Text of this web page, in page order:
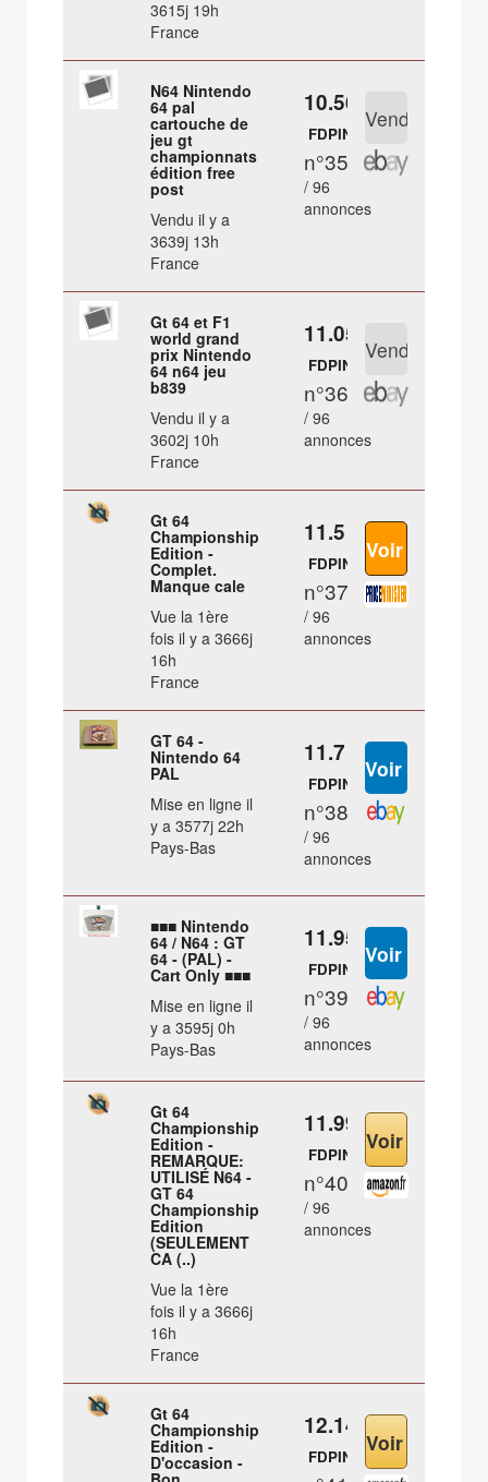
3615j 19h
France
N64 Nintendo
64 pal
cartouche de
jeu gt
championnats
édition free
post
Vendu il y a
3639j 13h
France
10.56 €
FDPIN
n°35
/ 96
annonces
Gt 64 et F1
world grand
prix Nintendo
64 n64 jeu
b839
Vendu il y a
3602j 10h
France
11.05 €
FDPIN
n°36
/ 96
annonces
Gt 64
Championship
Edition -
Complet.
Manque cale
Vue la 1ère
fois il y a 3666j
16h
France
11.5 €
FDPIN
n°37
/ 96
annonces
GT 64 -
Nintendo 64
PAL
Mise en ligne il
y a 3577j 22h
Pays-Bas
11.7 €
FDPIN
n°38
/ 96
annonces
■■■ Nintendo
64 / N64 : GT
64 - (PAL) -
Cart Only ■■■
Mise en ligne il
y a 3595j 0h
Pays-Bas
11.95 €
FDPIN
n°39
/ 96
annonces
Gt 64
Championship
Edition -
REMARQUE:
UTILISÉ N64 -
GT 64
Championship
Edition
(SEULEMENT
CA (..)
Vue la 1ère
fois il y a 3666j
16h
France
11.99 €
FDPIN
n°40
/ 96
annonces
Gt 64
Championship
Edition -
D'occasion -
12.14 €
FDPIN